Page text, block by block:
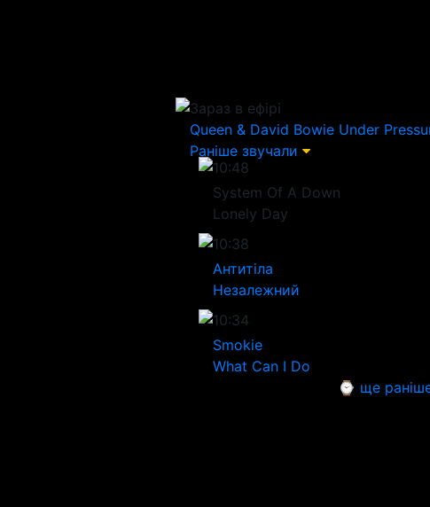
Зараз в ефірі
Queen & David Bowie Under
Раніше звучали
10:48
System Of A Down
Lonely Day
10:38
Антитіла
Незалежний
10:34
Smokie
What Can I Do
⌚ ще